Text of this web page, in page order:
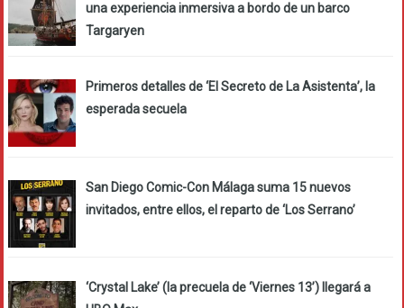
una experiencia inmersiva a bordo de un barco
Targaryen
Primeros detalles de ‘El Secreto de La Asistenta’, la
esperada secuela
San Diego Comic-Con Málaga suma 15 nuevos
invitados, entre ellos, el reparto de ‘Los Serrano’
‘Crystal Lake’ (la precuela de ‘Viernes 13’) llegará a